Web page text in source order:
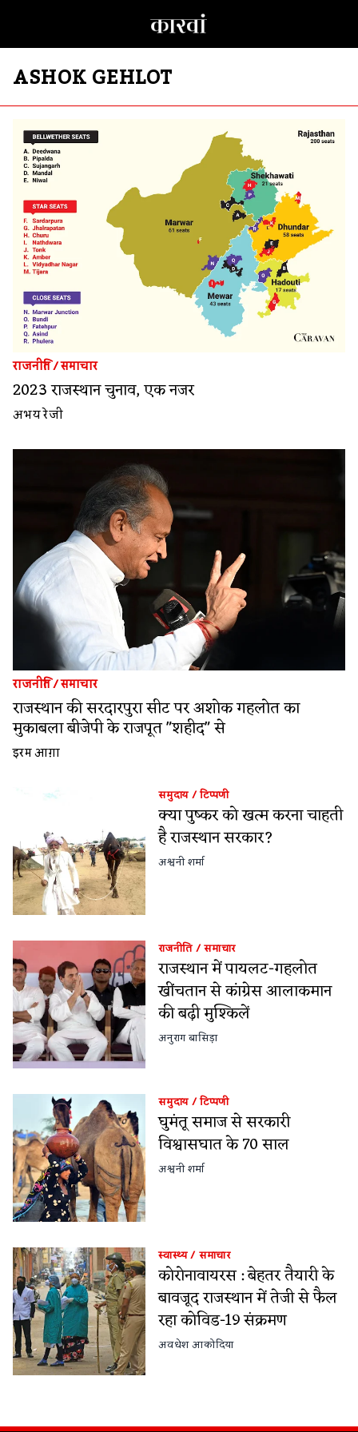
ASHOK GEHLOT
राजनीति/समाचार
2023 राजस्थान चुनाव, एक नजर
अभय रेजी
राजनीति/समाचार
राजस्थान की सरदारपुरा सीट पर अशोक गहलोत का
मुकाबला बीजेपी के राजपूत "शहीद" से
इरम आग़ा
समुदाय/टिप्पणी
क्या पुष्कर को खत्म करना चाहती
है राजस्थान सरकार?
अश्वनी शर्मा
राजनीति/समाचार
राजस्थान में पायलट-गहलोत
खींचतान से कांग्रेस आलाकमान
की बढ़ी मुश्किलें
अनुराग बासिड़ा
समुदाय/टिप्पणी
घुमंतू समाज से सरकारी
विश्वासघात के 70 साल
अश्वनी शर्मा
स्वास्थ्य/समाचार
कोरोनावायरस : बेहतर तैयारी के
बावजूद राजस्थान में तेजी से फैल
रहा कोविड-19 संक्रमण
अवधेश आकोदिया